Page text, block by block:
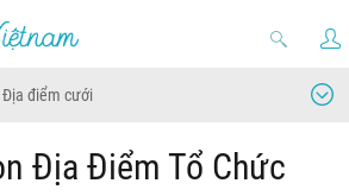
Địa điểm cưới
Địa Điểm Tổ Chức